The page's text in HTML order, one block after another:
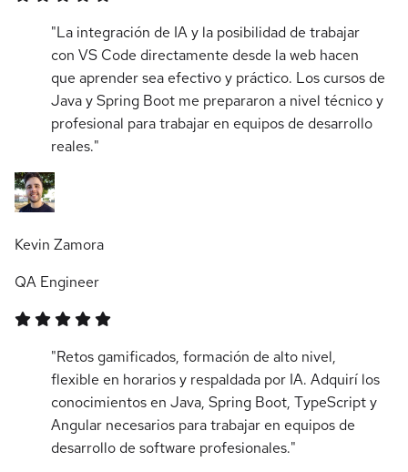
"La integración de IA y la posibilidad de trabajar
con VS Code directamente desde la web hacen
que aprender sea efectivo y práctico. Los cursos de
Java y Spring Boot me prepararon a nivel técnico y
profesional para trabajar en equipos de desarrollo
reales."
Kevin Zamora
QA Engineer
"Retos gamificados, formación de alto nivel,
flexible en horarios y respaldada por IA. Adquirí los
conocimientos en Java, Spring Boot, TypeScript y
Angular necesarios para trabajar en equipos de
desarrollo de software profesionales."